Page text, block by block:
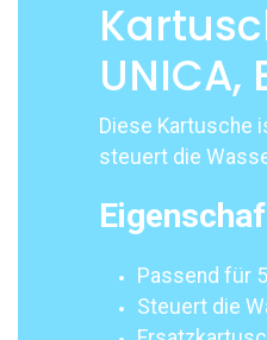
UNICA,
Diese Kartusche
steuert die
Passend für
Steuert die